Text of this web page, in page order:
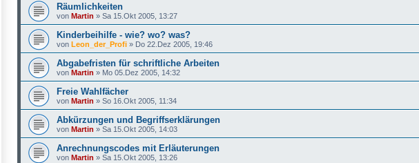
Räumlichkeiten
von Martin » Sa 15.Okt 2005, 13:27
Kinderbeihilfe - wie? wo? was?
von Leon_der_Profi » Do 22.Dez 2005, 19:46
Abgabefristen für schriftliche Arbeiten
von Martin » Mo 05.Dez 2005, 14:32
Freie Wahlfächer
von Martin » So 16.Okt 2005, 11:34
Abkürzungen und Begriffserklärungen
von Martin » Sa 15.Okt 2005, 14:03
Anrechnungscodes mit Erläuterungen
von Martin » Sa 15.Okt 2005, 13:26